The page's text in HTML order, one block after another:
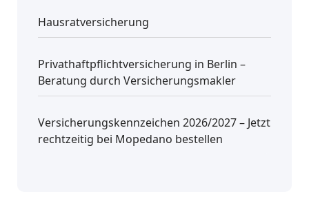
Hausratversicherung
Privathaftpflichtversicherung in Berlin –
Beratung durch Versicherungsmakler
Versicherungskennzeichen 2026/2027 – Jetzt
rechtzeitig bei Mopedano bestellen